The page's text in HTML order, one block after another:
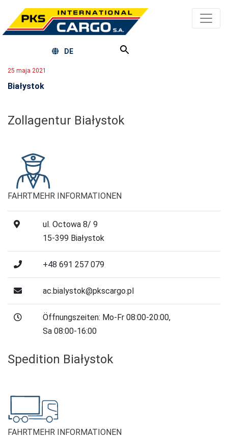
DE
25 maja 2021
Białystok
Zollagentur Białystok
FAHRTMEHR INFORMATIONEN
ul. Octowa 8/ 9
15-399 Białystok
+48 691 257 079
ac.bialystok@pkscargo.pl
Öffnungszeiten: Mo-Fr 08:00-20:00,
Sa 08:00-16:00
Spedition Białystok
FAHRTMEHR INFORMATIONEN